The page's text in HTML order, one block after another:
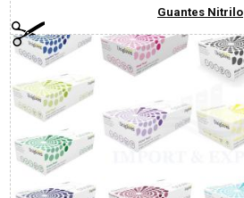
Guantes Nitrilo